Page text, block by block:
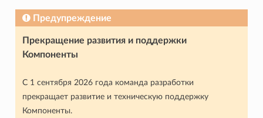
Предупреждение
Прекращение развития и поддержки
Компоненты
С 1 сентября 2026 года команда разработки
прекращает развитие и техническую поддержку
Компоненты.